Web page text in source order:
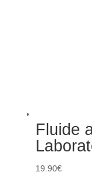
Fluide
19.90€